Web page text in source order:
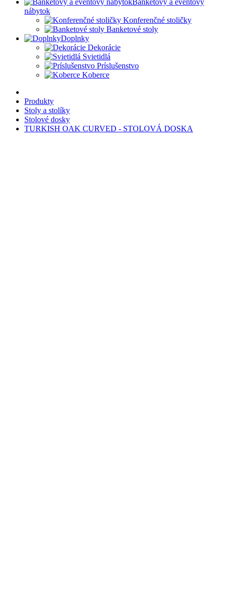
Banketový a eventový
nábytok
Konferenčné stoličky
Banketové stoly
Doplnky
Dekorácie
Svietidlá
Príslušenstvo
Koberce
Produkty
Stoly a stolíky
Stolové dosky
TURKISH OAK CURVED - STOLOVÁ DOSKA